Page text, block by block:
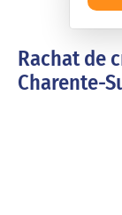
Rachat de
Charente-